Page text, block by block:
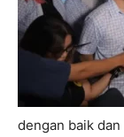
dengan baik